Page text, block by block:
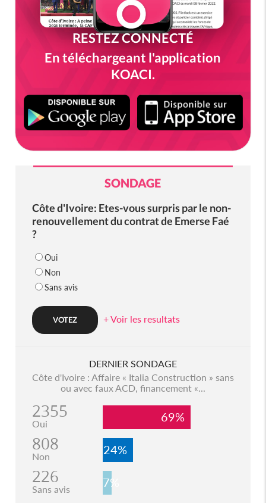
RESTEZ CONNECTÉ
En téléchargeant l'application
KOACI.
SONDAGE
Côte d'Ivoire: Etes-vous surpris par le non-
renouvellement du contrat de Emerse Faé
?
Oui
Non
Sans avis
+ Voir les resultats
DERNIER SONDAGE
Côte d'Ivoire : Affaire « Italia Construction » sans
ou avec faux ACD, financement «...
2355
Oui 69%
808
Non 24%
226
Sans avis 7%